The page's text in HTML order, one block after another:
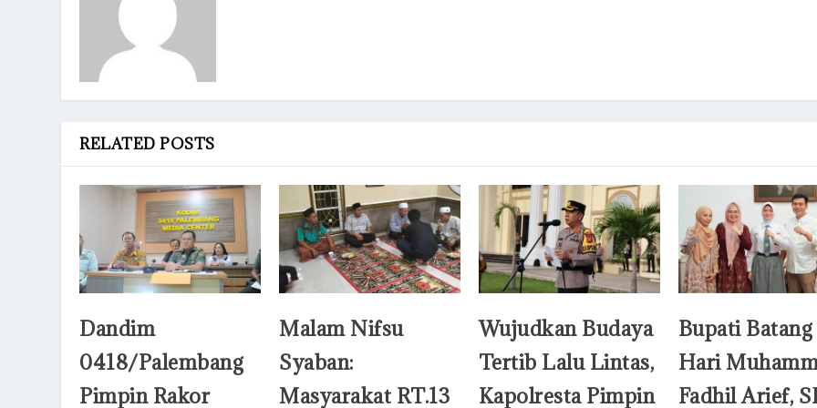
RELATED POSTS
Dandim
0418/Palembang
Pimpin Rakor
Malam Nifsu
Syaban:
Masyarakat RT.13
Wujudkan Budaya
Tertib Lalu Lintas,
Kapolresta Pimpin
Bupati Batang
Hari
Fadhil Arief,